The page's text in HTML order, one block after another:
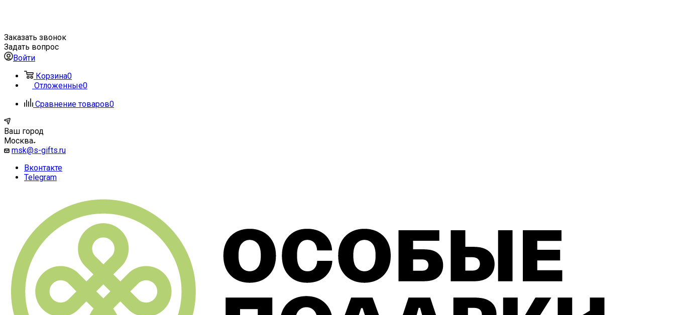
Заказать звонок
Задать вопрос
Войти
Корзина0
Отложенные0
Сравнение товаров0
Ваш город
Москва
msk@s-gifts.ru
Вконтакте
Telegram